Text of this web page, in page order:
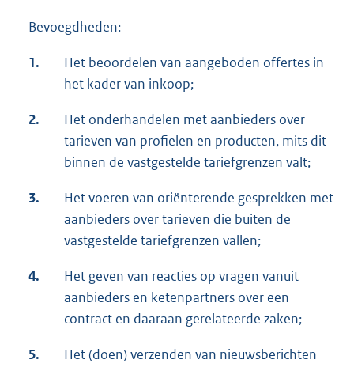
Bevoegdheden:
1.
Het beoordelen van aangeboden offertes in
het kader van inkoop;
2.
Het onderhandelen met aanbieders over
tarieven van profielen en producten, mits dit
binnen de vastgestelde tariefgrenzen valt;
3.
Het voeren van oriënterende gesprekken met
aanbieders over tarieven die buiten de
vastgestelde tariefgrenzen vallen;
4.
Het geven van reacties op vragen vanuit
aanbieders en ketenpartners over een
contract en daaraan gerelateerde zaken;
5. Het (doen) verzenden van nieuwsberichten